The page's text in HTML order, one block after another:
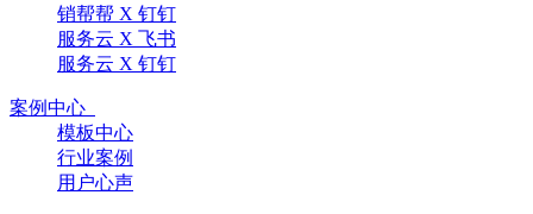
销帮帮 X 钉钉
服务云 X 飞书
服务云 X 钉钉
案例中心
模板中心
行业案例
用户心声